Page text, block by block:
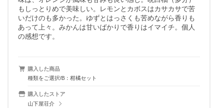
もしっとりめで美味しい。レモンとカボスはカサカサで苦
いだけのも多かった。ゆずとはっさくも苦めながら香りも
あって上々。みかんは甘いばかりで香りはイマイチ。個人
の感想です。
購入した商品
種類をご選択/B：柑橘セット
購入したストア
山下屋荘介